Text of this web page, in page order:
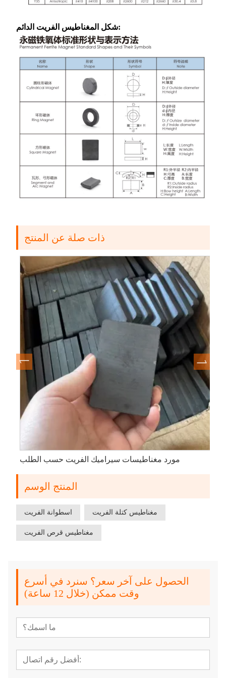
شكل المغناطيس الفريت الدائم:
ذات صلة عن المنتج
مورد مغناطيسات سيراميك الفريت حسب الطلب
المنتج الوسم
اسطوانة الفريت مغناطيس كتلة الفريت
مغناطيس قرص الفريت
الحصول على آخر سعر؟ سنرد في أسرع
وقت ممكن (خلال 12 ساعة)